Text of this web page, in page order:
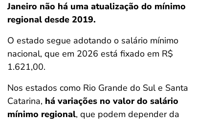
Janeiro não há uma atualização do mínimo
regional desde 2019.
O estado segue adotando o salário mínimo
nacional, que em 2026 está fixado em R$
1.621,00.
Nos estados como Rio Grande do Sul e Santa
Catarina, há variações no valor do salário
mínimo regional, que podem depender da